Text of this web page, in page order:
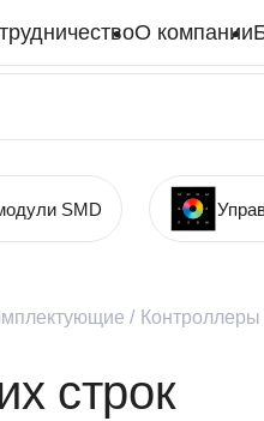
О компании
SMD
/
строк